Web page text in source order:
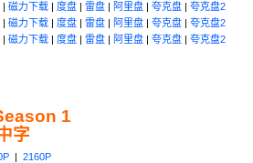
| 磁力下载 | 度盘 | 雷盘 | 阿里盘 | 夸克盘 | 夸克盘2
| 磁力下载 | 度盘 | 雷盘 | 阿里盘 | 夸克盘 | 夸克盘2
| 磁力下载 | 度盘 | 雷盘 | 阿里盘 | 夸克盘 | 夸克盘2
1
字
| 2160P